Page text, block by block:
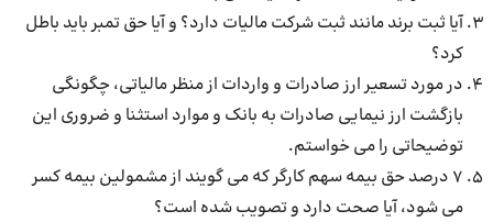
آیا ثبت برند مانند ثبت شرکت مالیات دارد؟ و آیا حق تمبر باید باطل
کرد؟
در مورد تسعیر ارز صادرات و واردات از منظر مالیاتی، چگونگی
بازگشت ارز نیمایی صادرات به بانک و موارد استثنا و ضروری این
توضیحاتی را می خواستم.
7 درصد حق بیمه سهم کارگر که می گویند از مشمولین بیمه کسر
می شود، آیا صحت دارد و تصویب شده است؟